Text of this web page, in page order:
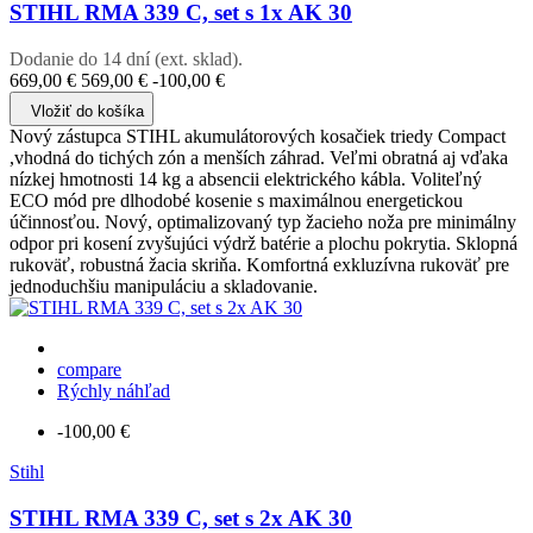
STIHL RMA 339 C, set s 1x AK 30
Dodanie do 14 dní (ext. sklad).
669,00 € 569,00 € -100,00 €
Vložiť do košíka
Nový zástupca STIHL akumulátorových kosačiek triedy Compact
,vhodná do tichých zón a menších záhrad. Veľmi obratná aj vďaka
nízkej hmotnosti 14 kg a absencii elektrického kábla. Voliteľný
ECO mód pre dlhodobé kosenie s maximálnou energetickou
účinnosťou. Nový, optimalizovaný typ žacieho noža pre minimálny
odpor pri kosení zvyšujúci výdrž batérie a plochu pokrytia. Sklopná
rukoväť, robustná žacia skriňa. Komfortná exkluzívna rukoväť pre
jednoduchšiu manipuláciu a skladovanie.
compare
Rýchly náhľad
-100,00 €
Stihl
STIHL RMA 339 C, set s 2x AK 30